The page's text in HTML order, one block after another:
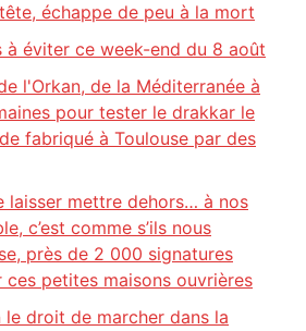
échappe de peu à la mort
éviter ce week-end du 8 août
l'Orkan, de la Méditerranée à
pour tester le drakkar le
fabriqué à Toulouse par des
laisser mettre dehors… à nos
c’est comme s’ils nous
près de 2 000 signatures
ces petites maisons ouvrières
le droit de marcher dans la